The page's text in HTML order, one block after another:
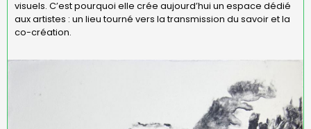
visuels. C’est pourquoi elle crée aujourd’hui un espace dédié
aux artistes : un lieu tourné vers la transmission du savoir et la
co-création.